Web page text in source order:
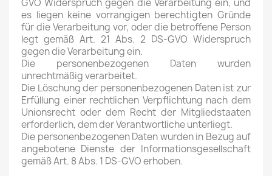
GVO Widerspruch gegen die Verarbeitung ein, und
es liegen keine vorrangigen berechtigten Gründe
für die Verarbeitung vor, oder die betroffene Person
legt gemäß Art. 21 Abs. 2 DS-GVO Widerspruch
gegen die Verarbeitung ein.
Die personenbezogenen Daten wurden
unrechtmäßig verarbeitet.
Die Löschung der personenbezogenen Daten ist zur
Erfüllung einer rechtlichen Verpflichtung nach dem
Unionsrecht oder dem Recht der Mitgliedstaaten
erforderlich, dem der Verantwortliche unterliegt.
Die personenbezogenen Daten wurden in Bezug auf
angebotene Dienste der Informationsgesellschaft
gemäß Art. 8 Abs. 1 DS-GVO erhoben.